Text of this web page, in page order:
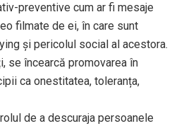
preventive cum ar fi mesaje
filmate de ei, în care sunt
și pericolul social al acestora.
se încearcă promovarea în
ca onestitatea, toleranța,
de a descuraja persoanele